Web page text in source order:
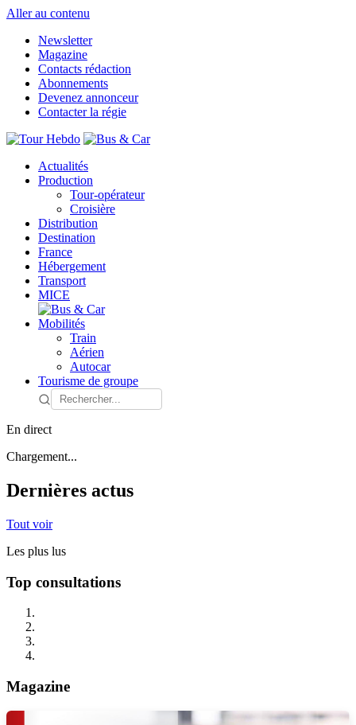
Aller au contenu
Newsletter
Magazine
Contacts rédaction
Abonnements
Devenez annonceur
Contacter la régie
Actualités
Production
Tour-opérateur
Croisière
Distribution
Destination
France
Hébergement
Transport
MICE
Mobilités
Train
Aérien
Autocar
Tourisme de groupe
En direct
Chargement...
Dernières actus
Tout voir
Les plus lus
Top consultations
Magazine